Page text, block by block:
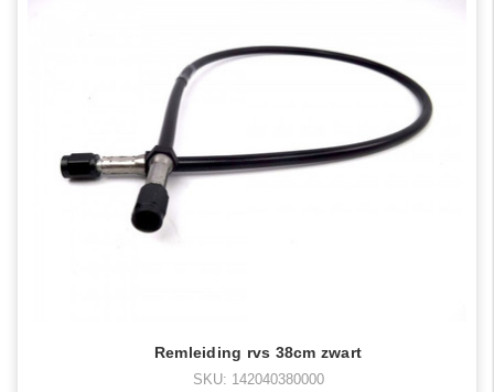
Remleiding rvs 38cm zwart
SKU: 142040380000